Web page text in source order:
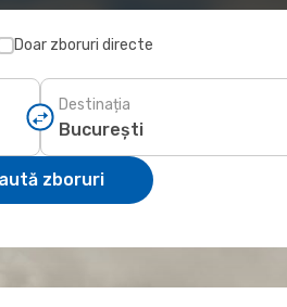
Doar zboruri directe
Destinația
zboruri